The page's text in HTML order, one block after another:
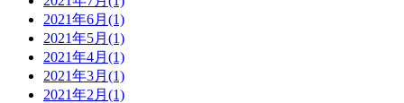
2021年6月(1)
2021年5月(1)
2021年4月(1)
2021年3月(1)
2021年2月(1)